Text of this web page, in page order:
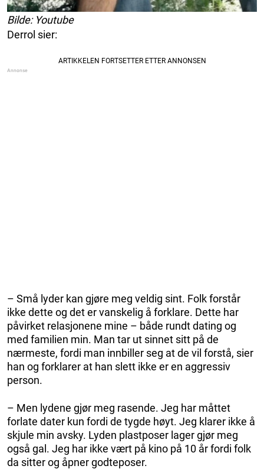
Bilde: Youtube
Derrol sier:
– Små lyder kan gjøre meg veldig sint. Folk forstår
ikke dette og det er vanskelig å forklare. Dette har
påvirket relasjonene mine – både rundt dating og
med familien min. Man tar ut sinnet sitt på de
nærmeste, fordi man innbiller seg at de vil forstå, sier
han og forklarer at han slett ikke er en aggressiv
person.
– Men lydene gjør meg rasende. Jeg har måttet
forlate dater kun fordi de tygde høyt. Jeg klarer ikke å
skjule min avsky. Lyden plastposer lager gjør meg
også gal. Jeg har ikke vært på kino på 10 år fordi folk
da sitter og åpner godteposer.